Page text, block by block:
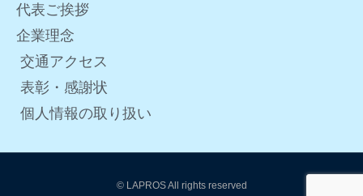
代表ご挨拶
企業理念
交通アクセス
表彰・感謝状
個人情報の取り扱い
© LAPROS All rights reserved